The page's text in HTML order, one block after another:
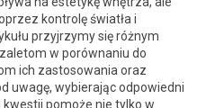
kontrolę światła i
przyjrzymy się różnym
w porównaniu do
ich zastosowania oraz
uwagę, wybierając odpowiedni
pomoże nie tylko w